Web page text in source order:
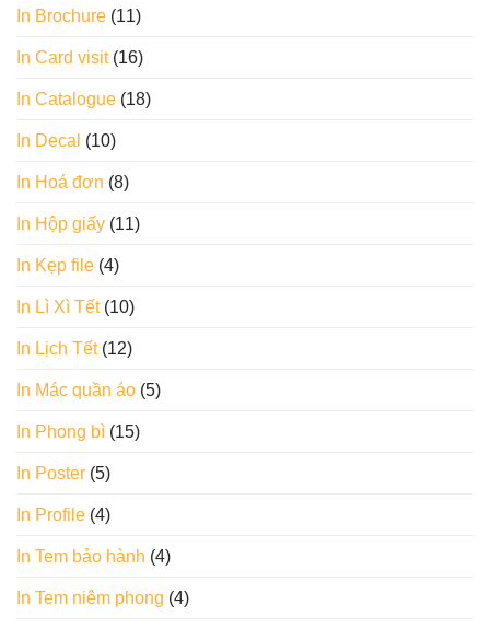
In Brochure (11)
In Card visit(16)
In Catalogue (18)
In Decal (10)
In Hoá đơn (8)
In Hộp giấy (11)
In Kẹp file (4)
In Lì Xì Tết(10)
In Lịch Tết(12)
In Mác quần áo (5)
In Phong bì (15)
In Poster (5)
In Profile (4)
In Tem bảo hành (4)
In Tem niêm phong (4)